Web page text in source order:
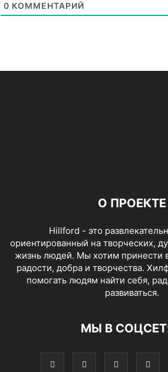
0 КОММЕНТАРИЙ
О ПРОЕКТЕ
Hillford - это
ориентированный на творческих,
жизнь людей. Мы хотим принести
радости, добра и творчества.
помогать людям найти себя,
развиваться.
МЫ В